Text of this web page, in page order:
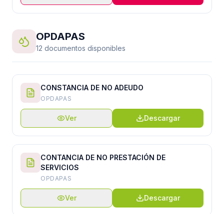
OPDAPAS
12 documentos disponibles
CONSTANCIA DE NO ADEUDO
OPDAPAS
Ver Descargar
CONTANCIA DE NO PRESTACIÓN DE
SERVICIOS
OPDAPAS
Ver Descargar